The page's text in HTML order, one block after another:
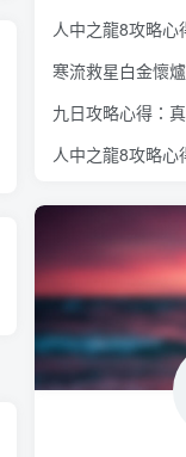
蘋果開始招募混合實境應用內容開發人員 將能對應各類3D全景應用內容互動、影音服務使用體驗